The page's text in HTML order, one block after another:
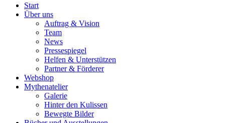
Start
Über uns
Auftrag & Vision
Team
News
Pressespiegel
Helfen & Unterstützen
Partner & Förderer
Webshop
Mythenatelier
Galerie
Hinter den Kulissen
Bewegte Bilder